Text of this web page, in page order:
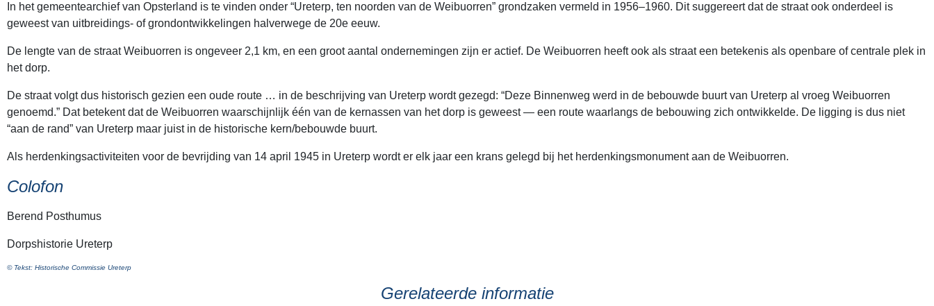
In het gemeentearchief van Opsterland is te vinden onder “Ureterp, ten noorden van de Weibuorren” grondzaken vermeld in 1956–1960. Dit suggereert dat de straat ook onderdeel is
geweest van uitbreidings- of grondontwikkelingen halverwege de 20e eeuw.
De lengte van de straat Weibuorren is ongeveer 2,1 km, en een groot aantal ondernemingen zijn er actief. De Weibuorren heeft ook als straat een betekenis als openbare of centrale plek in
het dorp.
De straat volgt dus historisch gezien een oude route … in de beschrijving van Ureterp wordt gezegd: “Deze Binnenweg werd in de bebouwde buurt van Ureterp al vroeg Weibuorren
genoemd.” Dat betekent dat de Weibuorren waarschijnlijk één van de kernassen van het dorp is geweest — een route waarlangs de bebouwing zich ontwikkelde. De ligging is dus niet
“aan de rand” van Ureterp maar juist in de historische kern/bebouwde buurt.
Als herdenkingsactiviteiten voor de bevrijding van 14 april 1945 in Ureterp wordt er elk jaar een krans gelegd bij het herdenkingsmonument aan de Weibuorren.
Colofon
Berend Posthumus
Dorpshistorie Ureterp
© Tekst: Historische Commissie Ureterp
Gerelateerde informatie